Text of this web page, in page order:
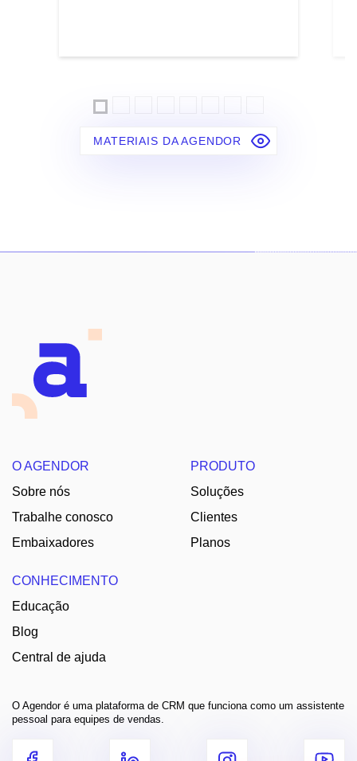
MATERIAIS DA AGENDOR
O AGENDOR
Sobre nós
Trabalhe conosco
Embaixadores
PRODUTO
Soluções
Clientes
Planos
CONHECIMENTO
Educação
Blog
Central de ajuda
O Agendor é uma plataforma de CRM que funciona como um assistente
pessoal para equipes de vendas.